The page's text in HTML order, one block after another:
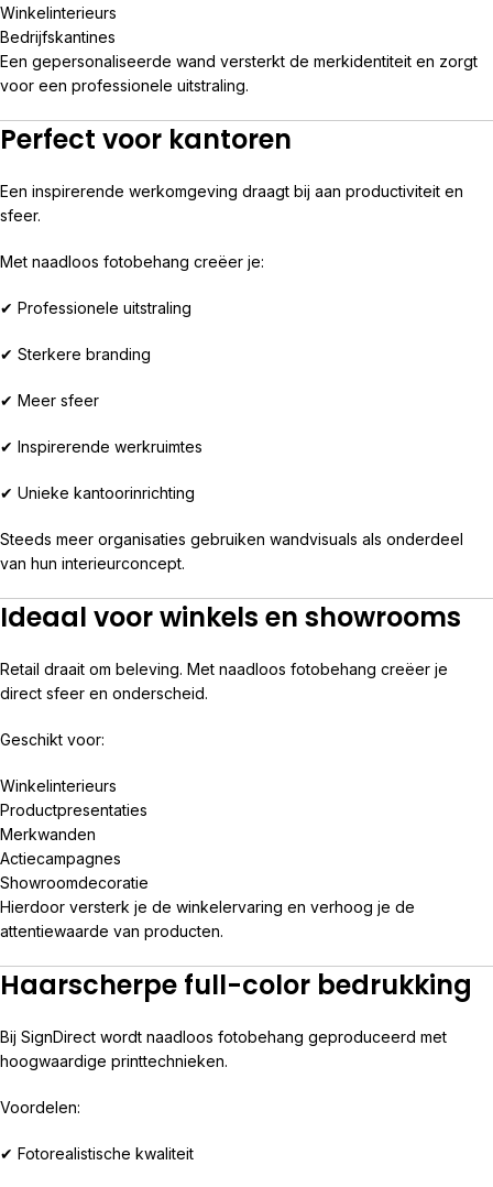
Winkelinterieurs
Bedrijfskantines
Een gepersonaliseerde wand versterkt de merkidentiteit en zorgt
voor een professionele uitstraling.
Perfect voor kantoren
Een inspirerende werkomgeving draagt bij aan productiviteit en
sfeer.
Met naadloos fotobehang creëer je:
✔ Professionele uitstraling
✔ Sterkere branding
✔ Meer sfeer
✔ Inspirerende werkruimtes
✔ Unieke kantoorinrichting
Steeds meer organisaties gebruiken wandvisuals als onderdeel
van hun interieurconcept.
Ideaal voor winkels en showrooms
Retail draait om beleving. Met naadloos fotobehang creëer je
direct sfeer en onderscheid.
Geschikt voor:
Winkelinterieurs
Productpresentaties
Merkwanden
Actiecampagnes
Showroomdecoratie
Hierdoor versterk je de winkelervaring en verhoog je de
attentiewaarde van producten.
Haarscherpe full-color bedrukking
Bij SignDirect wordt naadloos fotobehang geproduceerd met
hoogwaardige printtechnieken.
Voordelen:
✔ Fotorealistische kwaliteit